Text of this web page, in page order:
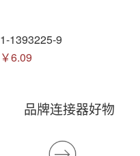
1-1393225-9
￥6.09
品牌连接器好物